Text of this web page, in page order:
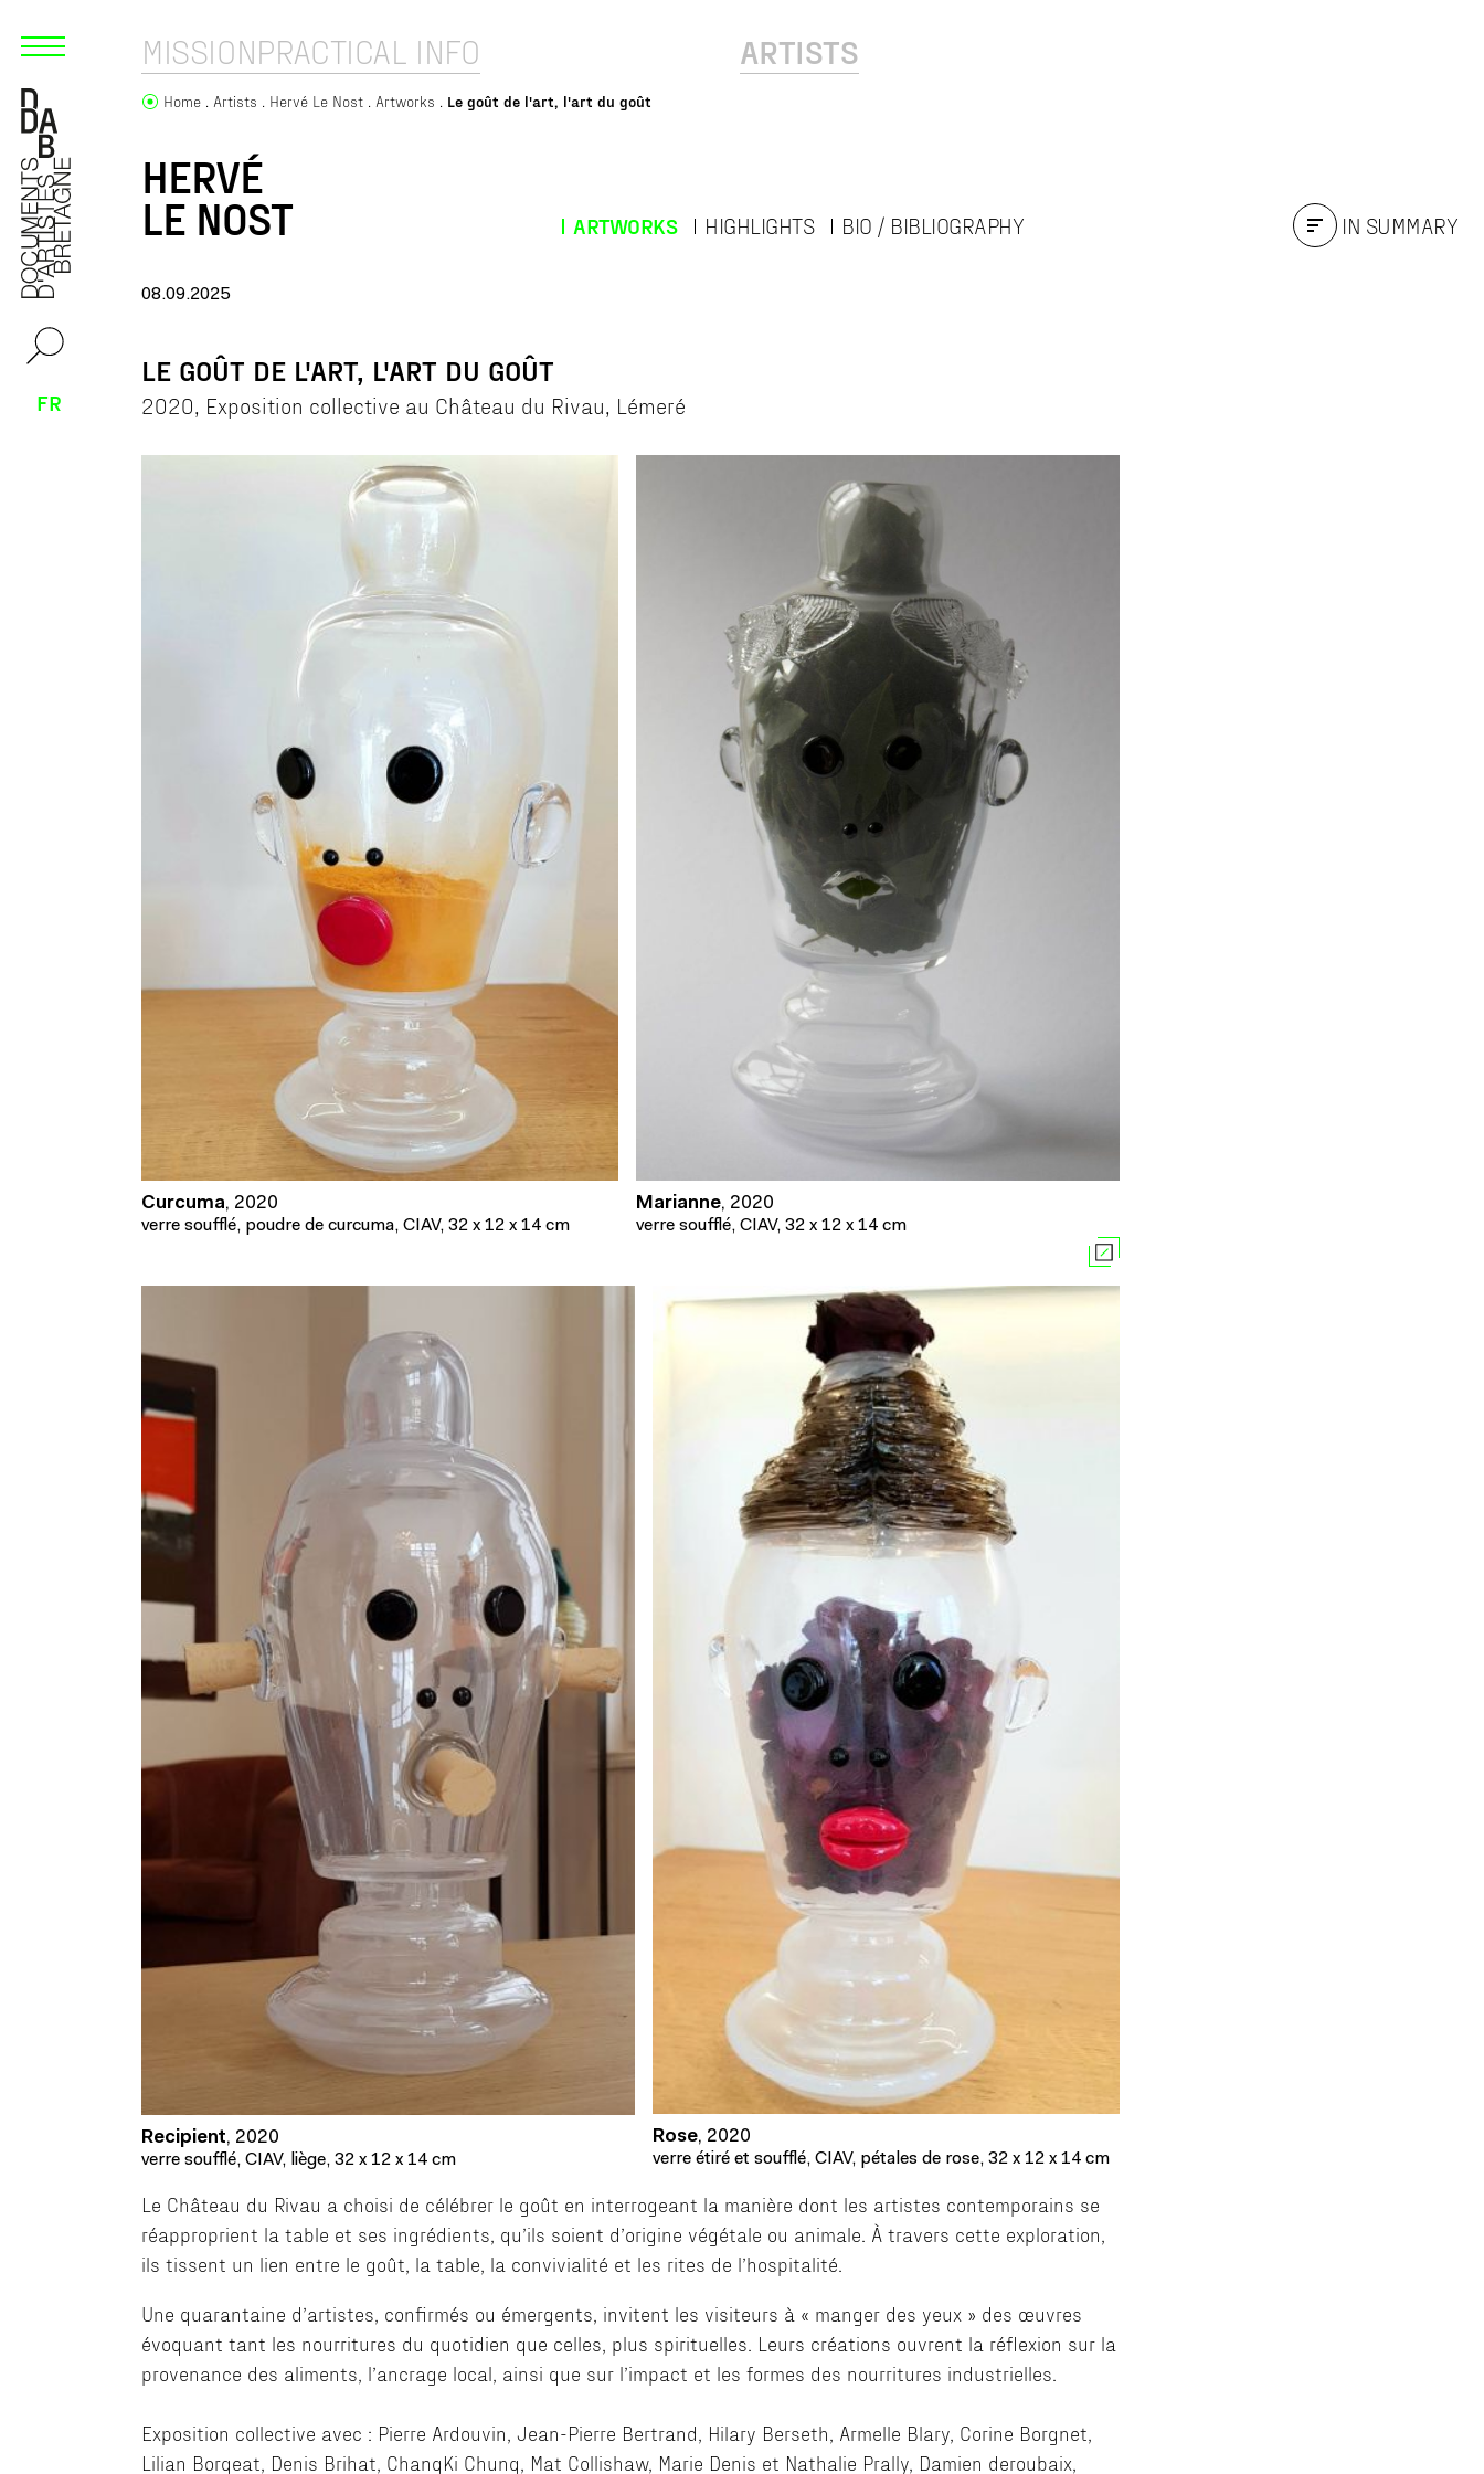
FR
MISSIONPRACTICAL INFO ARTISTS
Home Artists Hervé Le Nost Artworks Le goût de l'art, l'art du goût
HERVÉ
LE NOST ARTWORKS HIGHLIGHTS BIO / BIBLIOGRAPHY IN SUMMARY
08.09.2025
LE GOÛT DE L'ART, L'ART DU GOÛT
2020, Exposition collective au Château du Rivau, Lémeré
Curcuma, 2020
verre soufflé, poudre de curcuma, CIAV, 32 x 12 x 14 cm
Marianne, 2020
verre soufflé, CIAV, 32 x 12 x 14 cm
Recipient, 2020
verre soufflé, CIAV, liège, 32 x 12 x 14 cm
Rose, 2020
verre étiré et soufflé, CIAV, pétales de rose, 32 x 12 x 14 cm
Le Château du Rivau a choisi de célébrer le goût en interrogeant la manière dont les artistes contemporains se
réapproprient la table et ses ingrédients, qu’ils soient d’origine végétale ou animale. À travers cette exploration,
ils tissent un lien entre le goût, la table, la convivialité et les rites de l’hospitalité.
Une quarantaine d’artistes, confirmés ou émergents, invitent les visiteurs à « manger des yeux » des œuvres
évoquant tant les nourritures du quotidien que celles, plus spirituelles. Leurs créations ouvrent la réflexion sur la
provenance des aliments, l’ancrage local, ainsi que sur l’impact et les formes des nourritures industrielles.
Exposition collective avec : Pierre Ardouvin, Jean-Pierre Bertrand, Hilary Berseth, Armelle Blary, Corine Borgnet,
Lilian Borgeat, Denis Brihat, ChangKi Chung, Mat Collishaw, Marie Denis et Nathalie Prally, Damien deroubaix,